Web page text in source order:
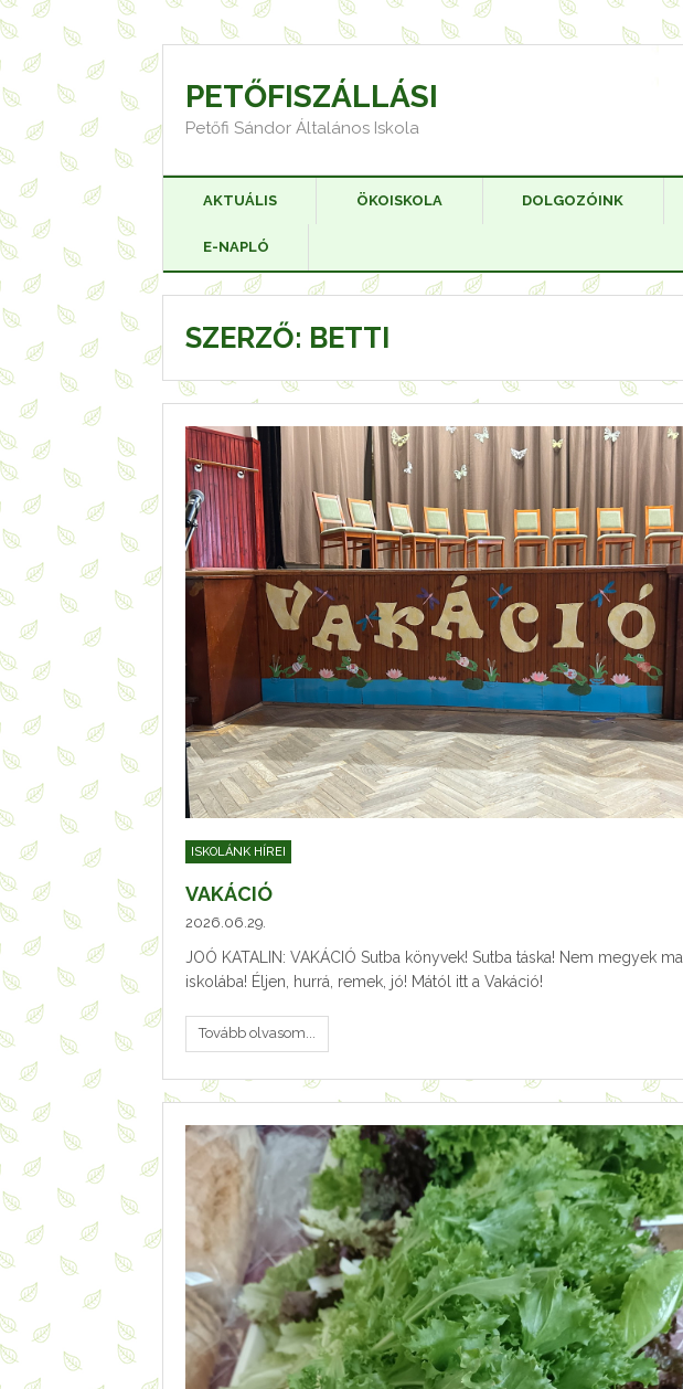
Skip
to
content
PETŐFISZÁLLÁSI
Petőfi Sándor Általános Iskola
AKTUÁLIS ÖKOISKOLA DOLGOZÓINK
E-NAPLÓ
SZERZŐ: BETTI
ISKOLÁNK HÍREI
VAKÁCIÓ
2026.06.29.
JOÓ KATALIN: VAKÁCIÓ Sutba könyvek! Sutba táska! Nem megyek ma
iskolába! Éljen, hurrá, remek, jó! Mától itt a Vakáció!
Tovább olvasom...